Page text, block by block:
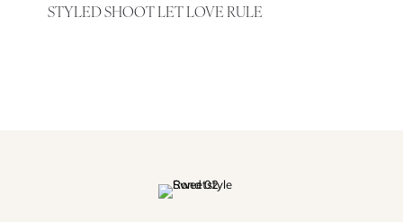
STYLED SHOOT LET LOVE RULE